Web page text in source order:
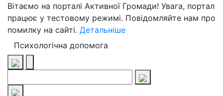
Вітаємо на порталі Активної Громади! Увага, портал
працює у тестовому режимі. Повідомляйте нам про
помилку на сайті. Детальніше
Психологічна допомога